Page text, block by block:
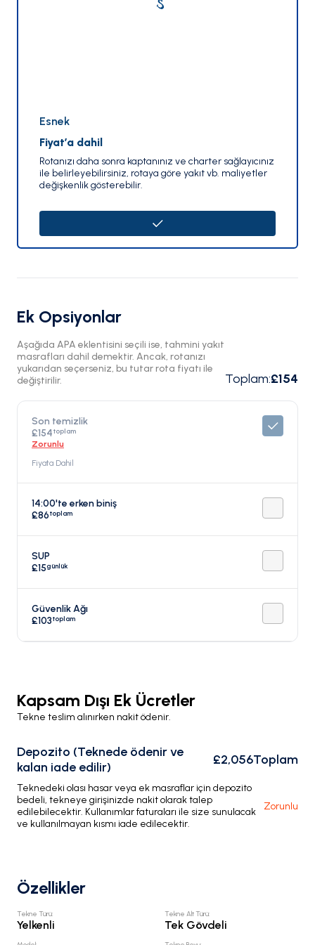
Esnek
Fiyat’a dahil
Rotanızı daha sonra kaptanınız ve charter sağlayıcınız
ile belirleyebilirsiniz, rotaya göre yakıt vb. maliyetler
değişkenlik gösterebilir.
Ek Opsiyonlar
Aşağıda APA eklentisini seçili ise, tahmini yakıt
masrafları dahil demektir. Ancak, rotanızı
yukarıdan seçerseniz, bu tutar rota fiyatı ile
değiştirilir.
Toplam:£154
Son temizlik
£154toplam
Zorunlu
Fiyata Dahil
14:00'te erken biniş
£86toplam
SUP
£15günlük
Güvenlik Ağı
£103toplam
Kapsam Dışı Ek Ücretler
Tekne teslim alınırken nakit ödenir.
Depozito (Teknede ödenir ve
kalan iade edilir)
£2,056Toplam
Teknedeki olası hasar veya ek masraflar için depozito
bedeli, tekneye girişinizde nakit olarak talep
edilebilecektir. Kullanımlar faturaları ile size sunulacak
ve kullanılmayan kısmı iade edilecektir.
Zorunlu
Özellikler
Tekne Türü:
Yelkenli
Tekne Alt Türü:
Tek Gövdeli